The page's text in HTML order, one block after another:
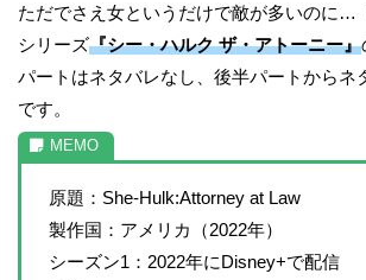
ただでさえ女というだけで敵が多いのに…
シリーズ『シー・ハルク ザ・アトーニー』
パートはネタバレなし、後半パートからネ
です。
原題：She-Hulk:Attorney at Law
製作国：アメリカ（2022年）
シーズン1：2022年にDisney+で配信